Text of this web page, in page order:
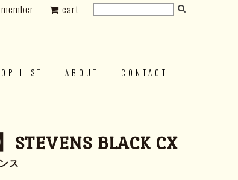
LIST ABOUT CONTACT
member cart
STEVENS BLACK CX
ス